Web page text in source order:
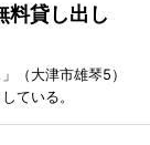
料貸し出し
（大津市雄琴5）
ている。